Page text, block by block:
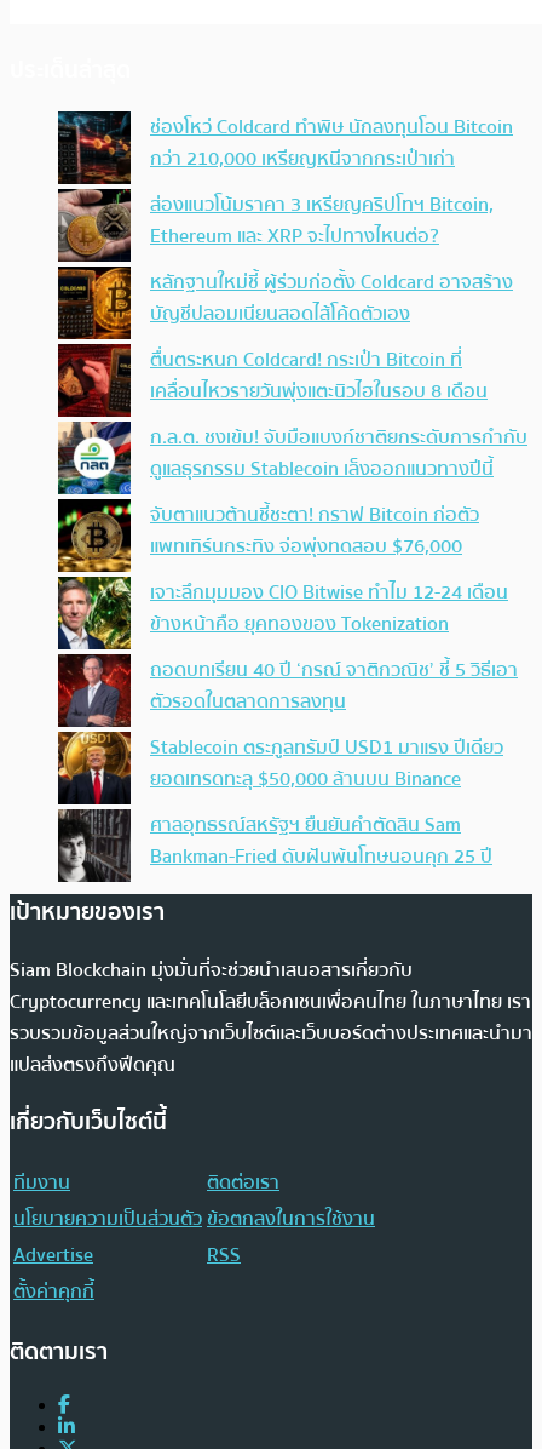
ช่องโหว่ Coldcard ทำพิษ นักลงทุนโอน Bitcoin
กว่า 210,000 เหรียญหนีจากกระเป๋าเก่า
ส่องแนวโน้มราคา 3 เหรียญคริปโทฯ Bitcoin,
Ethereum และ XRP จะไปทางไหนต่อ?
หลักฐานใหม่ชี้ ผู้ร่วมก่อตั้ง Coldcard อาจสร้าง
บัญชีปลอมเนียนสอดไส้โค้ดตัวเอง
ตื่นตระหนก Coldcard! กระเป๋า Bitcoin ที่
เคลื่อนไหวรายวันพุ่งแตะนิวไฮในรอบ 8 เดือน
ก.ล.ต. ชงเข้ม! จับมือแบงก์ชาติยกระดับการกำกับ
ดูแลธุรกรรม Stablecoin เล็งออกแนวทางปีนี้
จับตาแนวต้านชี้ชะตา! กราฟ Bitcoin ก่อตัว
แพทเทิร์นกระทิง จ่อพุ่งทดสอบ $76,000
เจาะลึกมุมมอง CIO Bitwise ทำไม 12-24 เดือน
ข้างหน้าคือ ยุคทองของ Tokenization
ถอดบทเรียน 40 ปี ‘กรณ์ จาติกวณิช’ ชี้ 5 วิธีเอา
ตัวรอดในตลาดการลงทุน
Stablecoin ตระกูลทรัมป์ USD1 มาแรง ปีเดียว
ยอดเทรดทะลุ $50,000 ล้านบน Binance
ศาลอุทธรณ์สหรัฐฯ ยืนยันคำตัดสิน Sam
Bankman-Fried ดับฝันพ้นโทษนอนคุก 25 ปี
เป้าหมายของเรา
Siam Blockchain มุ่งมั่นที่จะช่วยนำเสนอสารเกี่ยวกับ
Cryptocurrency และเทคโนโลยีบล็อกเชนเพื่อคนไทย ในภาษาไทย เรา
รวบรวมข้อมูลส่วนใหญ่จากเว็บไซต์และเว็บบอร์ดต่างประเทศและนำมา
แปลส่งตรงถึงฟีดคุณ
เกี่ยวกับเว็บไซต์นี้
ทีมงาน
ติดต่อเรา
นโยบายความเป็นส่วนตัวข้อตกลงในการใช้งาน
Advertise
RSS
ตั้งค่าคุกกี้
ติดตามเรา